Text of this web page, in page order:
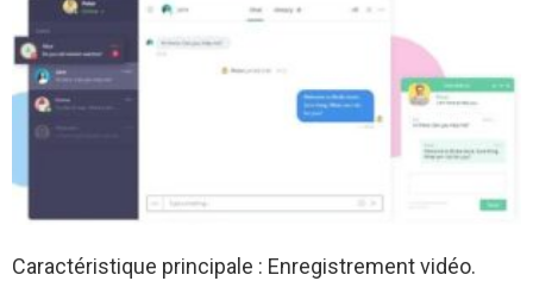
Caractéristique principale : Enregistrement vidéo.